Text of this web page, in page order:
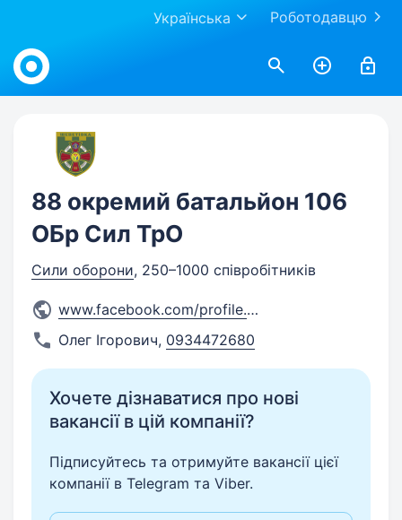
Роботодавцю
Українська
Work.ua
88 окремий батальйон 106
ОБр Сил ТрО
Сили оборони, 250–1000 співробітників
www.facebook.com/profile.php
Олег Ігорович, 0934472680
Хочете дізнаватися про нові
вакансії в цій компанії?
Підписуйтесь та отримуйте вакансії цієї
компанії в Telegram та Viber.